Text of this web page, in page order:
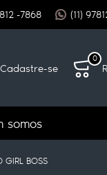
-7868 (11)
Cadastre-se
0
somos
GIRL BOSS